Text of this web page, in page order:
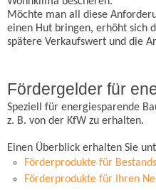
Möchte man all diese
einen Hut bringen, erhöht sich
spätere Verkaufswert und die
Fördergelder für
Speziell für energiesparende
z. B. von der KfW zu erhalten.
Einen Überblick erhalten Sie
Förderprodukte für
Förderprodukte für Ihren